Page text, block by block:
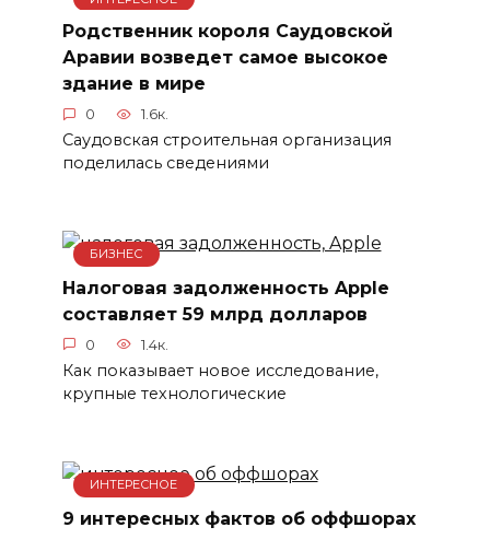
Родственник короля Саудовской
Аравии возведет самое высокое
здание в мире
0 1.6к.
Саудовская строительная организация
поделилась сведениями
БИЗНЕС
Налоговая задолженность Apple
составляет 59 млрд долларов
0 1.4к.
Как показывает новое исследование,
крупные технологические
ИНТЕРЕСНОЕ
9 интересных фактов об оффшорах